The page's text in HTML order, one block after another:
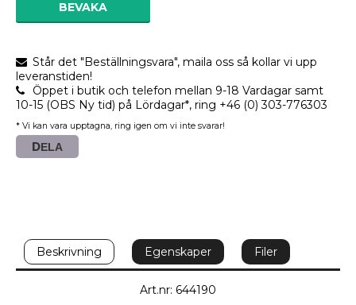
BEVAKA
Står det "Beställningsvara", maila oss så kollar vi upp
leveranstiden!
Öppet i butik och telefon mellan 9-18 Vardagar samt
10-15 (OBS Ny tid) på Lördagar*, ring +46 (0) 303-776303
* Vi kan vara upptagna, ring igen om vi inte svarar!
DELA
Beskrivning Egenskaper Filer
Art.nr: 644190